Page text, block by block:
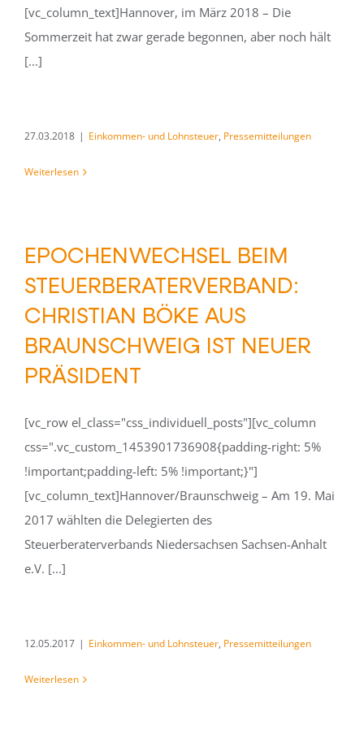
[vc_column_text]Hannover, im März 2018 – Die
Sommerzeit hat zwar gerade begonnen, aber noch hält
[...]
27.03.2018 | Einkommen- und Lohnsteuer, Pressemitteilungen
Weiterlesen
EPOCHENWECHSEL BEIM
STEUERBERATERVERBAND:
CHRISTIAN BÖKE AUS
BRAUNSCHWEIG IST NEUER
PRÄSIDENT
[vc_row el_class="css_individuell_posts"][vc_column
css=".vc_custom_1453901736908{padding-right: 5%
!important;padding-left: 5% !important;}"]
[vc_column_text]Hannover/Braunschweig – Am 19. Mai
2017 wählten die Delegierten des
Steuerberaterverbands Niedersachsen Sachsen-Anhalt
e.V. [...]
12.05.2017 | Einkommen- und Lohnsteuer, Pressemitteilungen
Weiterlesen